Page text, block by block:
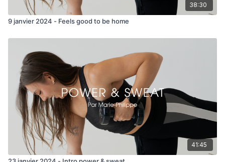
38:30
9 janvier 2024 - Feels good to be home
41:45